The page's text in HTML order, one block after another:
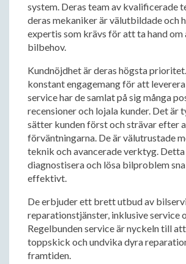
system. Deras team av kvalificerade
deras mekaniker är välutbildade och
expertis som krävs för att ta hand om
bilbehov.
Kundnöjdhet är deras högsta
konstant engagemang för att
service har de samlat på sig många
recensioner och lojala kunder. Det är
sätter kunden först och strävar efter
förväntningarna. De är välutrustade
teknik och avancerade verktyg.
diagnostisera och lösa bilproblem
effektivt.
De erbjuder ett brett utbud av
reparationstjänster, inklusive service
Regelbunden service är nyckeln till
toppskick och undvika dyra
framtiden.